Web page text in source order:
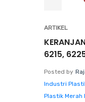
ARTIKEL
6215,
Posted by
Industri
Plastik Merah